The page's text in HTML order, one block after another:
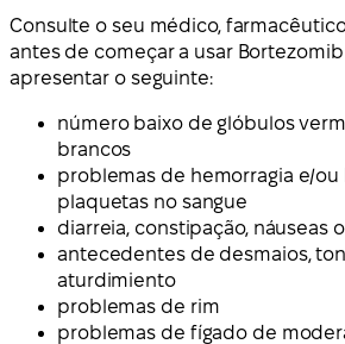
Consulte o seu médico,
antes de começar a usar
apresentar o seguinte:
número baixo de glóbulos
brancos
problemas de hemorragia e/
plaquetas no sangue
diarreia, constipação, náuseas
antecedentes de desmaios,
aturdimiento
problemas de rim
problemas de fígado de